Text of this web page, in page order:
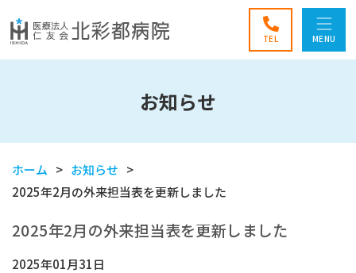
TEL MENU
お知らせ
ホーム
お知らせ
2025年2月の外来担当表を更新しました
2025年2月の外来担当表を更新しました
2025年01月31日